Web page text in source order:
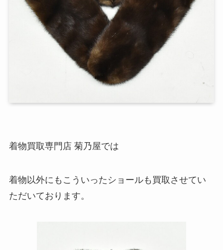
着物買取専門店 菊乃屋では
着物以外にもこういったショールも買取させてい
ただいております。